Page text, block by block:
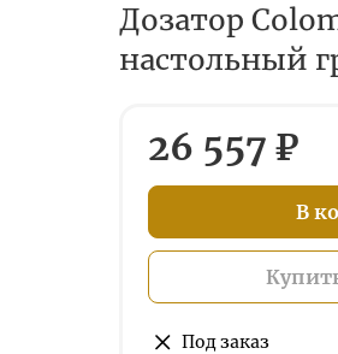
Дозатор
настольный
26 557 ₽
В
Под заказ